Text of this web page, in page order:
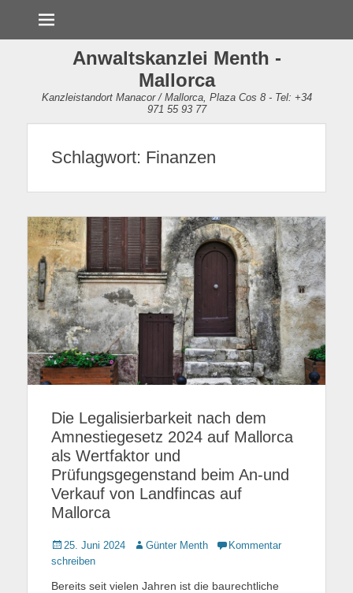
Anwaltskanzlei Menth -
Mallorca
Kanzleistandort Manacor / Mallorca, Plaza Cos 8 - Tel: +34
971 55 93 77
Schlagwort: Finanzen
Die Legalisierbarkeit nach dem
Amnestiegesetz 2024 auf Mallorca
als Wertfaktor und
Prüfungsgegenstand beim An-und
Verkauf von Landfincas auf
Mallorca
Gepostet
am
25. Juni 2024 AutorGünter Menth
Kommentar
schreiben
Bereits seit vielen Jahren ist die baurechtliche